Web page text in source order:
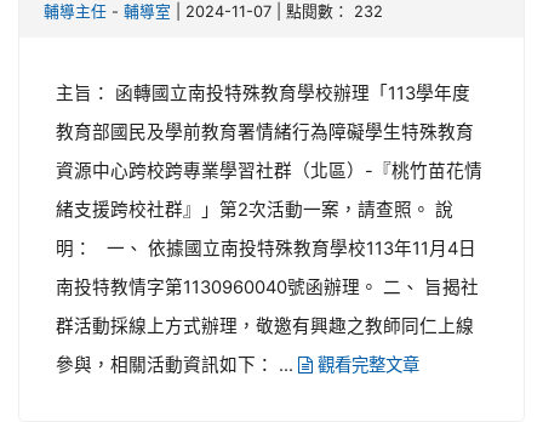
輔導主任 - 輔導室 | 2024-11-07 | 點閱數： 232
主旨： 函轉國立南投特殊教育學校辦理「113學年度
教育部國民及學前教育署情緒行為障礙學生特殊教育
資源中心跨校跨專業學習社群（北區）-『桃竹苗花情
緒支援跨校社群』」第2次活動一案，請查照。 說
明： 一、 依據國立南投特殊教育學校113年11月4日
南投特教情字第1130960040號函辦理。 二、 旨揭社
群活動採線上方式辦理，敬邀有興趣之教師同仁上線
參與，相關活動資訊如下： ...
觀看完整文章